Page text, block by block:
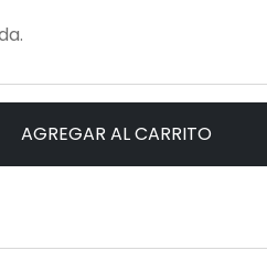
AGREGAR AL CARRITO